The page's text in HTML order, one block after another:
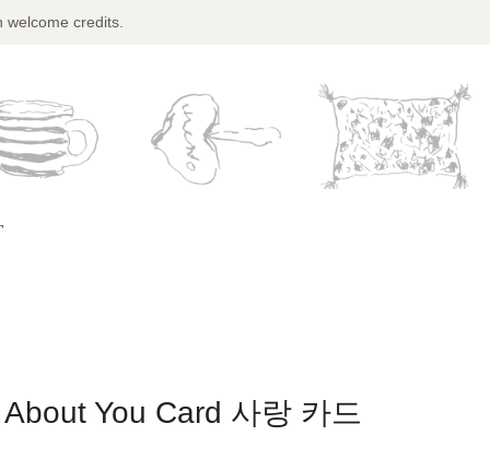
credits.
You Card 사랑 카드